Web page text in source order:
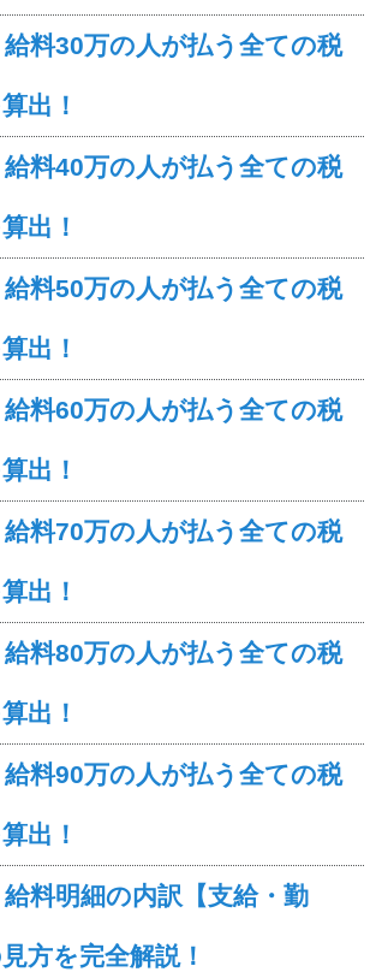
料30万の人が払う全ての税
出！
料40万の人が払う全ての税
出！
料50万の人が払う全ての税
出！
料60万の人が払う全ての税
出！
料70万の人が払う全ての税
出！
料80万の人が払う全ての税
出！
料90万の人が払う全ての税
出！
料明細の内訳【支給・勤
方を完全解説！